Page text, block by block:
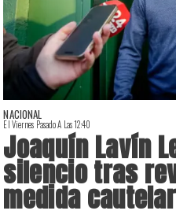
NACIONAL
El Viernes Pasado A Las 12:40
Joaquín Lavín
silencio tras
medida cautelar